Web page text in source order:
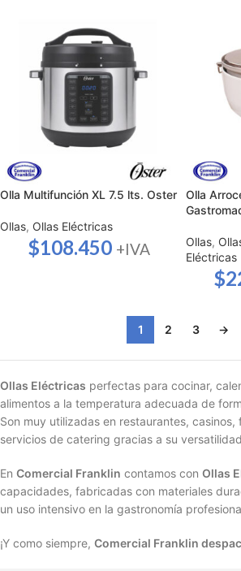
Olla Multifunción XL 7.5 lts. Oster
Ollas, Ollas Eléctricas
$108.450 +IVA
Olla
Ollas,
Eléctricas
$
1 2 3 →
Ollas Eléctricas perfectas para cocinar,
alimentos a la temperatura adecuada de
Son muy utilizadas en restaurantes, casinos,
servicios de catering gracias a su
En Comercial Franklin contamos con Ollas
capacidades, fabricadas con materiales
un uso intensivo en la gastronomía
¡Y como siempre, Comercial Franklin